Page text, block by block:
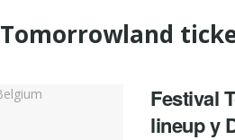
Tomorrowland
Festival
lineup y